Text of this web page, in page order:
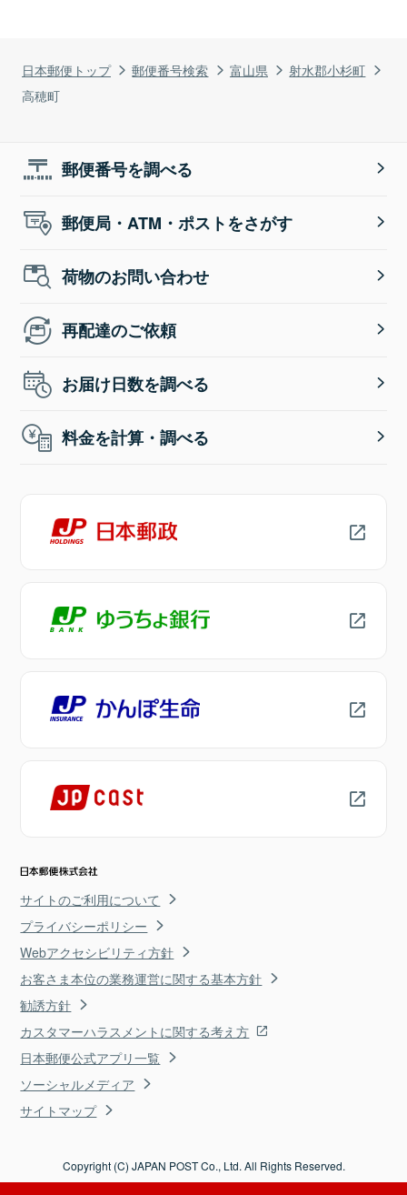
日本郵便トップ 郵便番号検索 富山県
射水郡小杉町
高穂町
郵便番号を調べる
郵便局・ATM・ポストをさがす
荷物のお問い合わせ
再配達のご依頼
お届け日数を調べる
料金を計算・調べる
サイトのご利用について
プライバシーポリシー
Webアクセシビリティ方針
お客さま本位の業務運営に関する基本方針
勧誘方針
カスタマーハラスメントに関する考え方
日本郵便公式アプリ一覧
ソーシャルメディア
サイトマップ
Copyright (C) JAPAN POST Co., Ltd. All Rights Reserved.